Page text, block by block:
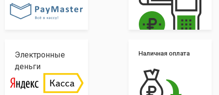
Электронные
деньги
Наличная оплата